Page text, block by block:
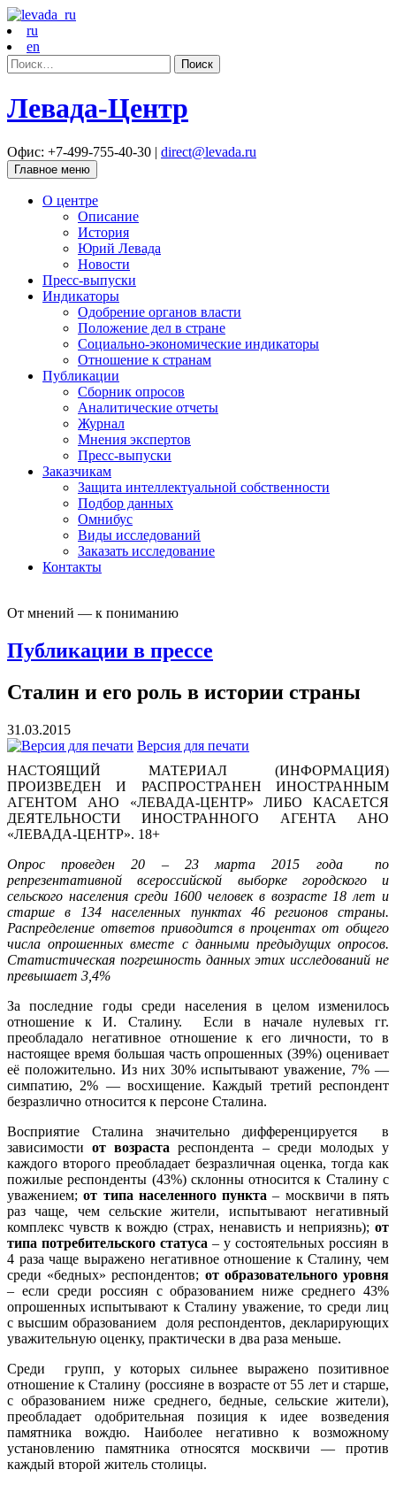
ru
en
Найти:
Левада-Центр
Офис: +7-499-755-40-30 | direct@levada.ru
Главное меню
О центре
Описание
История
Юрий Левада
Новости
Пресс-выпуски
Индикаторы
Одобрение органов власти
Положение дел в стране
Социально-экономические индикаторы
Отношение к странам
Публикации
Сборник опросов
Аналитические отчеты
Журнал
Мнения экспертов
Пресс-выпуски
Заказчикам
Защита интеллектуальной собственности
Подбор данных
Омнибус
Виды исследований
Заказать исследование
Контакты
От мнений — к пониманию
Публикации в прессе
Сталин и его роль в истории страны
31.03.2015
Версия для печати
НАСТОЯЩИЙ МАТЕРИАЛ (ИНФОРМАЦИЯ)
ПРОИЗВЕДЕН И РАСПРОСТРАНЕН ИНОСТРАННЫМ
АГЕНТОМ АНО «ЛЕВАДА-ЦЕНТР» ЛИБО КАСАЕТСЯ
ДЕЯТЕЛЬНОСТИ ИНОСТРАННОГО АГЕНТА АНО
«ЛЕВАДА-ЦЕНТР». 18+
Опрос проведен 20 – 23 марта 2015 года по
репрезентативной всероссийской выборке городского и
сельского населения среди 1600 человек в возрасте 18 лет и
старше в 134 населенных пунктах 46 регионов страны.
Распределение ответов приводится в процентах от общего
числа опрошенных вместе с данными предыдущих опросов.
Статистическая погрешность данных этих исследований не
превышает 3,4%
За последние годы среди населения в целом изменилось
отношение к И. Сталину. Если в начале нулевых гг.
преобладало негативное отношение к его личности, то в
настоящее время большая часть опрошенных (39%) оценивает
её положительно. Из них 30% испытывают уважение, 7% —
симпатию, 2% — восхищение. Каждый третий респондент
безразлично относится к персоне Сталина.
Восприятие Сталина значительно дифференцируется в
зависимостиот возраста респондента – среди молодых у
каждого второго преобладает безразличная оценка, тогда как
пожилые респонденты (43%) склонны относится к Сталину с
уважением;от типа населенного пункта– москвичи в пять
раз чаще, чем сельские жители, испытывают негативный
комплекс чувств к вождю (страх, ненависть и неприязнь); от
типа потребительского статуса – у состоятельных россиян в
4 раза чаще выражено негативное отношение к Сталину, чем
среди «бедных» респондентов; от образовательного уровня
– если среди россиян с образованием ниже среднего 43%
опрошенных испытывают к Сталину уважение, то среди лиц
с высшим образованием доля респондентов, декларирующих
уважительную оценку, практически в два раза меньше.
Среди групп, у которых сильнее выражено позитивное
отношение к Сталину (россияне в возрасте от 55 лет и старше,
с образованием ниже среднего, бедные, сельские жители),
преобладает одобрительная позиция к идее возведения
памятника вождю. Наиболее негативно к возможному
установлению памятника относятся москвичи — против
каждый второй житель столицы.